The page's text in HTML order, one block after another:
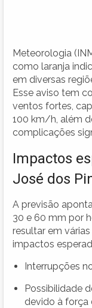
Meteorologia
como laranja
em diversas
Esse aviso tem
ventos fortes,
100 km/h, além
complicações
Impactos
José dos
A previsão
30 e 60 mm por
resultar em
impactos
Interrupções
Possibilidade
devido à força